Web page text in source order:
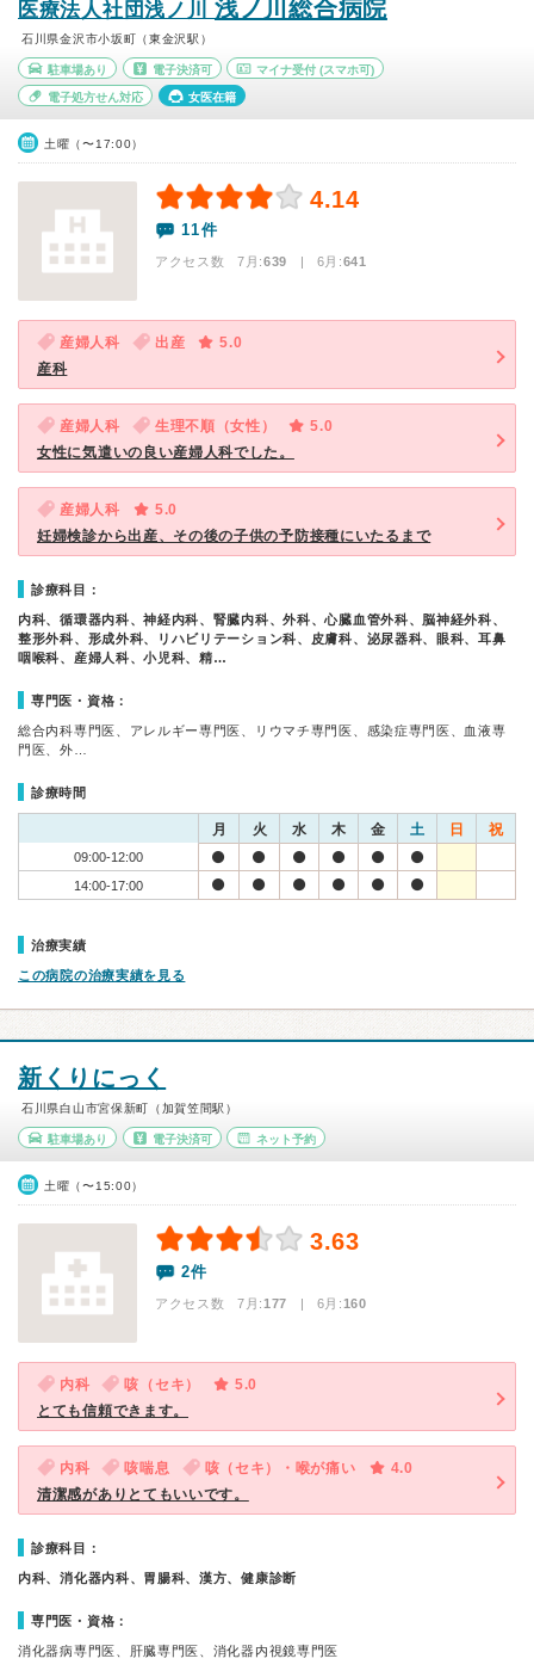
医療法人社団浅ノ川 浅ノ川総合病院
石川県金沢市小坂町（東金沢駅）
駐車場あり 電子決済可 マイナ受付 (スマホ可)
電子処方せん対応 女医在籍
土曜（〜17:00）
4.14
11件
アクセス数 7月:639 | 6月:641
産婦人科 出産
5.0
産科
産婦人科 生理不順（女性）
5.0
女性に気遣いの良い産婦人科でした。
産婦人科
5.0
妊婦検診から出産、その後の子供の予防接種にいたるまで
診療科目：
内科、循環器内科、神経内科、腎臓内科、外科、心臓血管外科、脳神経外科、
整形外科、形成外科、リハビリテーション科、皮膚科、泌尿器科、眼科、耳鼻
咽喉科、産婦人科、小児科、精…
専門医・資格：
総合内科専門医、アレルギー専門医、リウマチ専門医、感染症専門医、血液専
門医、外…
診療時間
月 火 水 木 金 土 日 祝
09:00-12:00
14:00-17:00
治療実績
この病院の治療実績を見る
新くりにっく
石川県白山市宮保新町（加賀笠間駅）
駐車場あり 電子決済可 ネット予約
土曜（〜15:00）
3.63
2件
アクセス数 7月:177 | 6月:160
内科 咳（セキ）
5.0
とても信頼できます。
内科 咳喘息 咳（セキ）・喉が痛い
4.0
清潔感がありとてもいいです。
診療科目：
内科、消化器内科、胃腸科、漢方、健康診断
専門医・資格：
消化器病専門医、肝臓専門医、消化器内視鏡専門医